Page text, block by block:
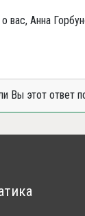
вас, Анна
Вы этот ответ